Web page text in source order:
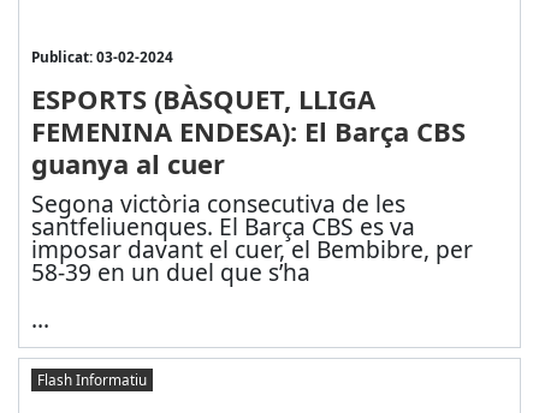
Publicat: 03-02-2024
ESPORTS (BÀSQUET, LLIGA
FEMENINA ENDESA): El Barça CBS
guanya al cuer
Segona victòria consecutiva de les
santfeliuenques. El Barça CBS es va
imposar davant el cuer, el Bembibre, per
58-39 en un duel que s’ha
...
Flash Informatiu